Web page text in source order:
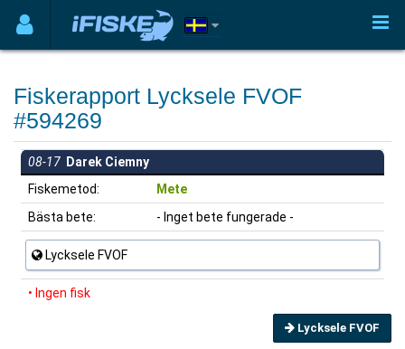
Fiskerapport Lycksele FVOF
#594269
08-17 Darek Ciemny
Fiskemetod:
Mete
Bästa bete:
- Inget bete fungerade -
Lycksele FVOF
• Ingen fisk
Lycksele FVOF